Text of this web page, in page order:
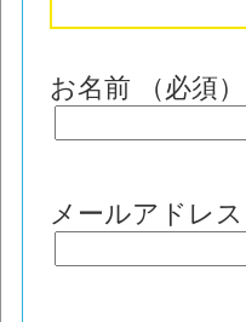
お名前 （必須）
メールアドレス